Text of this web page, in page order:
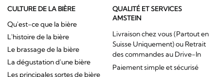
CULTURE DE LA BIÈRE
Qu'est-ce que la bière
L'histoire de la bière
Le brassage de la bière
La dégustation d'une bière
Les principales sortes de bière
QUALITÉ ET SERVICES
AMSTEIN
Livraison chez vous (Partout en
Suisse Uniquement) ou Retrait
des commandes au Drive-In
Paiement simple et sécurisé